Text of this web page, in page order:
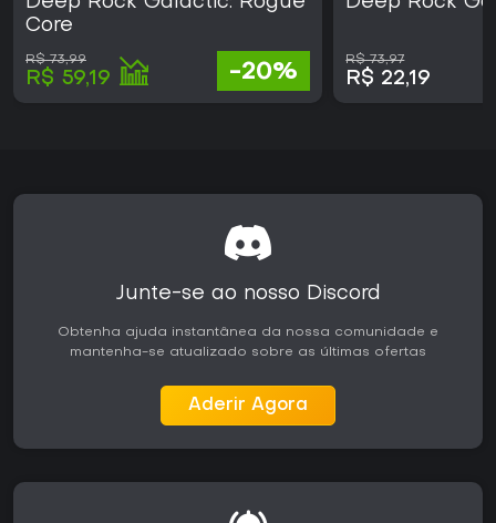
Core
R$ 73,99
R$ 59,19 -20%
R$ 73,97
R$ 22,19
Junte-se ao nosso Discord
Obtenha ajuda instantânea da nossa comunidade e
mantenha-se atualizado sobre as últimas ofertas
Aderir Agora